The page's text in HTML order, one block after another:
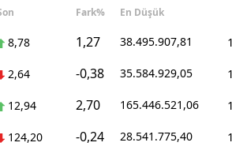
Fark% En Düşük
8,78 1,27 38.495.907,81
2,64 -0,38 35.584.929,05
12,94 2,70 165.446.521,06
124,20 -0,24 28.541.775,40